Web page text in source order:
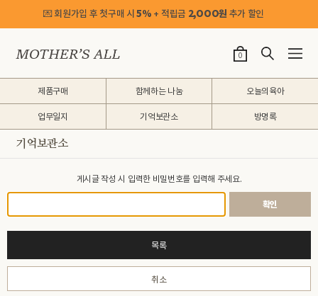
💌 회원가입 후 첫구매 시5% + 적립금 2,OOO원 추가 할인
0
제품구매 함께하는 나눔 오늘의육아
업무일지 기억보관소 방명록
기억보관소
게시글 작성 시 입력한 비밀번호를 입력해 주세요.
확인
목록
취소